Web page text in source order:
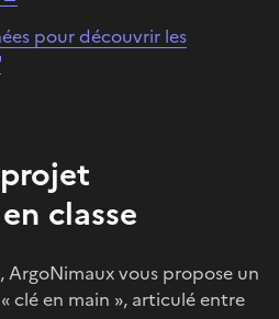
pour découvrir les
classe
ArgoNimaux vous propose un
clé en main », articulé entre